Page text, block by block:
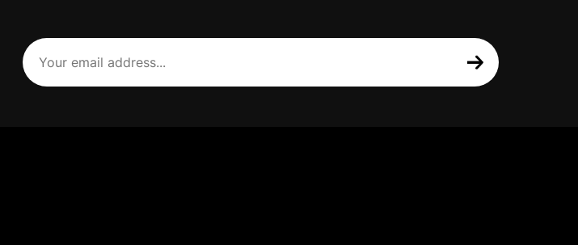
Your
email
address
(Required)